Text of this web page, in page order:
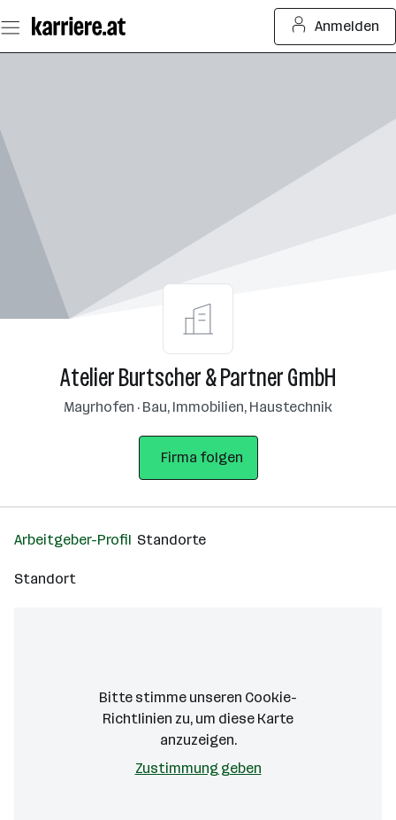
Seiteninhalt
springen
Anmelden
Atelier Burtscher & Partner GmbH
Mayrhofen · Bau, Immobilien, Haustechnik
Firma folgen
Arbeitgeber-Profil Standorte
Standort
Bitte stimme unseren Cookie-
Richtlinien zu, um diese Karte
anzuzeigen.
Zustimmung geben